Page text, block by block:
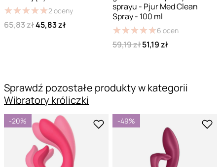
★★★★★
★★★★★2 oceny
65,83 zł45,83 zł
sprayu - Pjur Med Clean
Spray - 100 ml
★★★★★
★★★★★6 ocen
59,19 zł51,19 zł
Sprawdź pozostałe produkty w kategorii
Wibratory króliczki
-20% -49%